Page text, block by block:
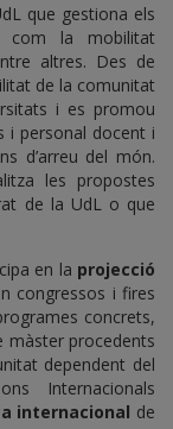
que gestiona els
com la mobilitat
altres. Des de
de la comunitat
i es promou
i personal docent i
d’arreu del món.
les propostes
de la UdL o que
en la projecció
congressos i fires
concrets,
màster procedents
dependent del
Internacionals
internacional de